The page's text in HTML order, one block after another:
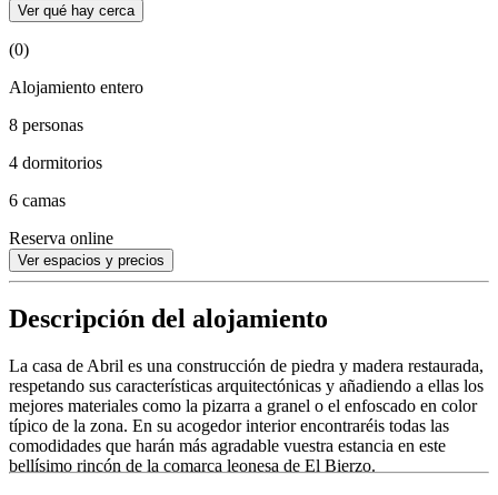
Ver qué hay cerca
(0)
Alojamiento entero
8 personas
4 dormitorios
6 camas
Reserva online
Ver espacios y precios
Descripción del alojamiento
La casa de Abril es una construcción de piedra y madera restaurada,
respetando sus características arquitectónicas y añadiendo a ellas los
mejores materiales como la pizarra a granel o el enfoscado en color
típico de la zona. En su acogedor interior encontraréis todas las
comodidades que harán más agradable vuestra estancia en este
bellísimo rincón de la comarca leonesa de El Bierzo.